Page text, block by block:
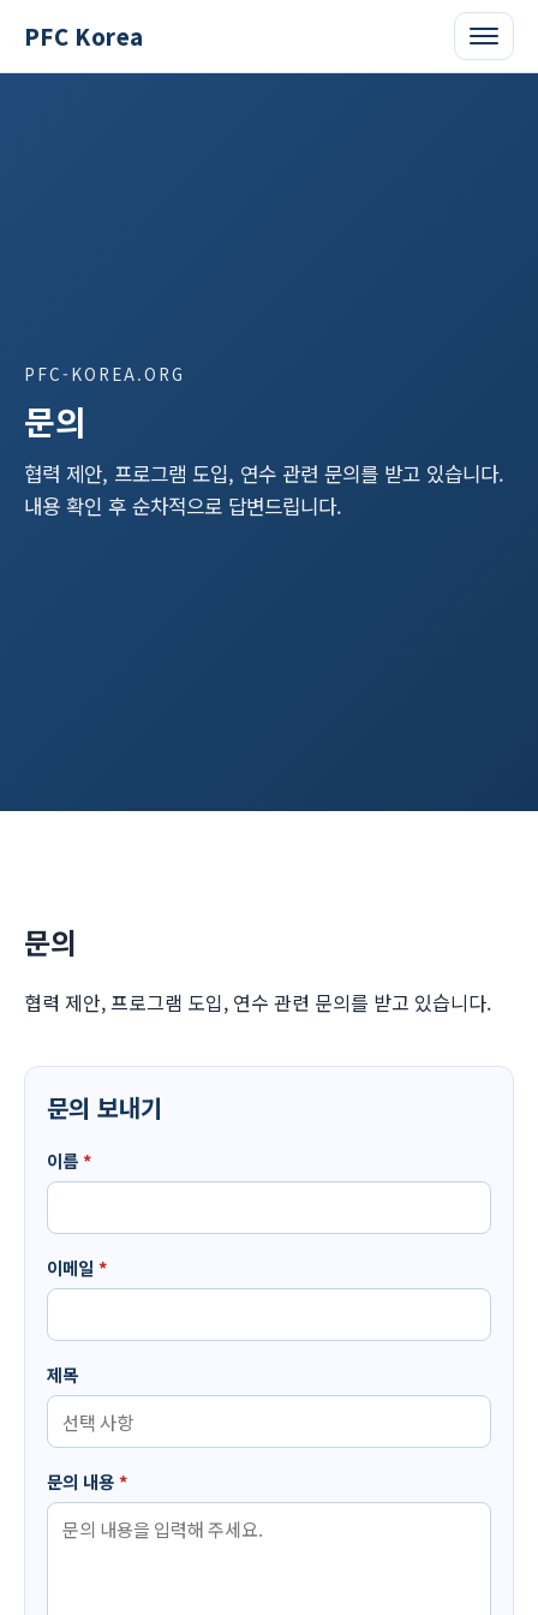
PFC Korea
PFC-KOREA.ORG
문의
협력 제안, 프로그램 도입, 연수 관련 문의를 받고 있습니다.
내용 확인 후 순차적으로 답변드립니다.
문의
협력 제안, 프로그램 도입, 연수 관련 문의를 받고 있습니다.
문의 보내기
이름*
이메일 *
제목
문의 내용*